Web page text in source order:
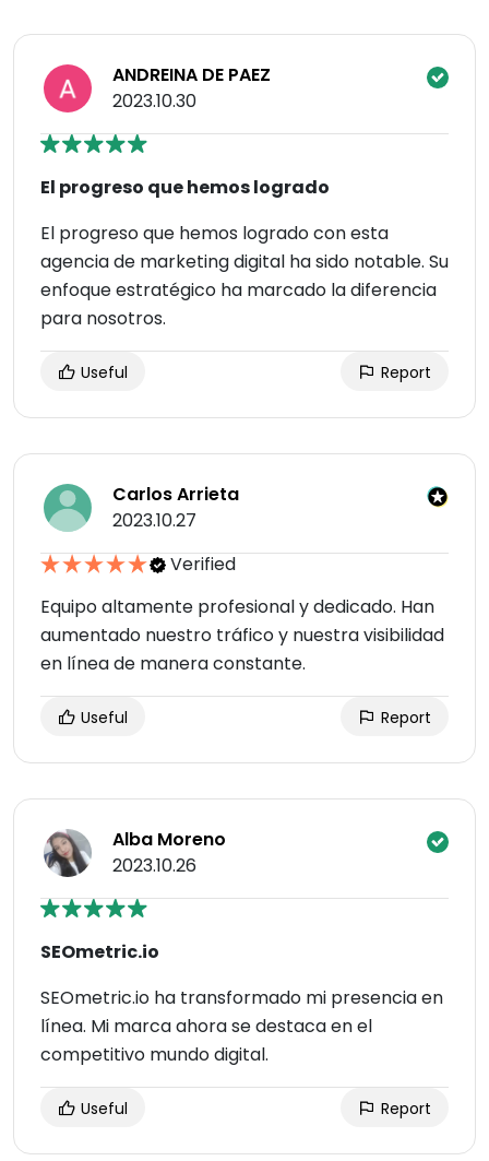
ANDREINA DE PAEZ
2023.10.30
El progreso que hemos logrado
El progreso que hemos logrado con esta
agencia de marketing digital ha sido notable. Su
enfoque estratégico ha marcado la diferencia
para nosotros.
Useful Report
Carlos Arrieta
2023.10.27
Verified
Equipo altamente profesional y dedicado. Han
aumentado nuestro tráfico y nuestra visibilidad
en línea de manera constante.
Useful Report
Alba Moreno
2023.10.26
SEOmetric.io
SEOmetric.io ha transformado mi presencia en
línea. Mi marca ahora se destaca en el
competitivo mundo digital.
Useful Report